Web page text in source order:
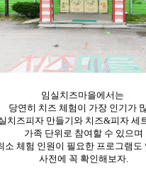
임실치즈마을에서는
당연히 치즈 체험이 가장 인기가
치즈피자 만들기와 치즈&피자 세
가족 단위로 참여할 수 있으며
소 체험 인원이 필요한 프로그램도
사전에 꼭 확인해보자.